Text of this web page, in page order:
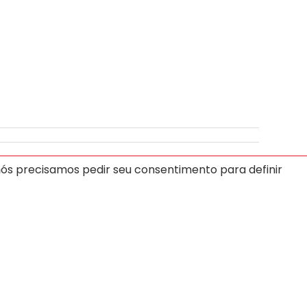
precisamos pedir seu consentimento para definir
- U - V - W - X - Y - Z